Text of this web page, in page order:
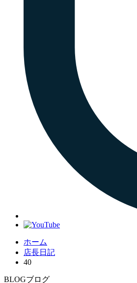
ホーム
店長日記
40
BLOGブログ